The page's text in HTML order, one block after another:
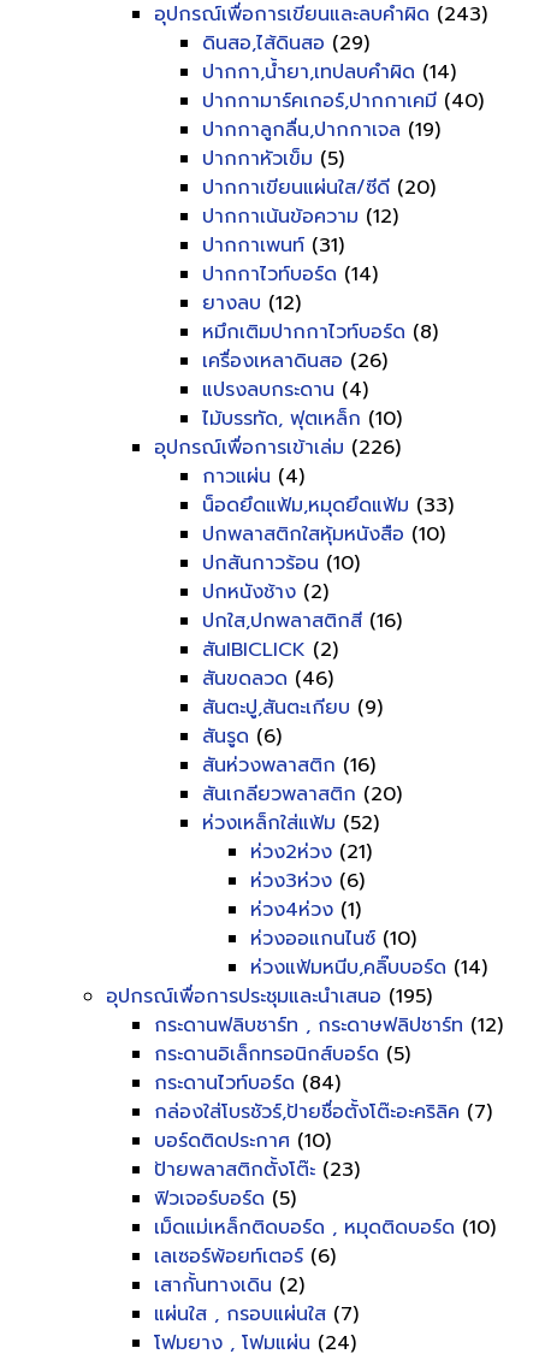
อุปกรณ์เพื่อการเขียนและลบคำผิด (243)
ดินสอ,ไส้ดินสอ (29)
ปากกา,น้ำยา,เทปลบคำผิด (14)
ปากกามาร์คเกอร์,ปากกาเคมี (40)
ปากกาลูกลื่น,ปากกาเจล (19)
ปากกาหัวเข็ม (5)
ปากกาเขียนแผ่นใส/ซีดี (20)
ปากกาเน้นข้อความ (12)
ปากกาเพนท์ (31)
ปากกาไวท์บอร์ด (14)
ยางลบ (12)
หมึกเติมปากกาไวท์บอร์ด (8)
เครื่องเหลาดินสอ (26)
แปรงลบกระดาน (4)
ไม้บรรทัด, ฟุตเหล็ก (10)
อุปกรณ์เพื่อการเข้าเล่ม (226)
กาวแผ่น (4)
น็อดยึดแฟ้ม,หมุดยึดแฟ้ม (33)
ปกพลาสติกใสหุ้มหนังสือ (10)
ปกสันกาวร้อน (10)
ปกหนังช้าง (2)
ปกใส,ปกพลาสติกสี (16)
สันIBICLICK (2)
สันขดลวด (46)
สันตะปู,สันตะเกียบ (9)
สันรูด (6)
สันห่วงพลาสติก (16)
สันเกลียวพลาสติก (20)
ห่วงเหล็กใส่แฟ้ม (52)
ห่วง2ห่วง (21)
ห่วง3ห่วง (6)
ห่วง4ห่วง (1)
ห่วงออแกนไนซ์ (10)
ห่วงแฟ้มหนีบ,คลิ๊บบอร์ด (14)
อุปกรณ์เพื่อการประชุมและนำเสนอ (195)
กระดานฟลิบชาร์ท , กระดาษฟลิปชาร์ท (12)
กระดานอิเล็กทรอนิกส์บอร์ด (5)
กระดานไวท์บอร์ด (84)
กล่องใส่โบรชัวร์,ป้ายชื่อตั้งโต๊ะอะคริลิค (7)
บอร์ดติดประกาศ (10)
ป้ายพลาสติกตั้งโต๊ะ (23)
ฟิวเจอร์บอร์ด (5)
เม็ดแม่เหล็กติดบอร์ด , หมุดติดบอร์ด (10)
เลเซอร์พ้อยท์เตอร์ (6)
เสากั้นทางเดิน (2)
แผ่นใส , กรอบแผ่นใส (7)
โฟมยาง , โฟมแผ่น (24)